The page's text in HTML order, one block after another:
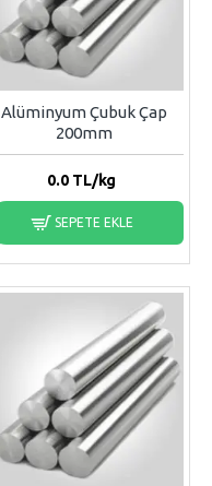
Alüminyum Çubuk Çap
200mm
0.0TL/kg
SEPETE EKLE